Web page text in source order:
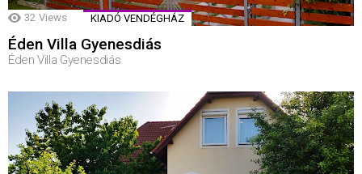
32 Views KIADÓ VENDÉGHÁZ
Éden Villa Gyenesdiás
Éden Villa Gyenesdiás